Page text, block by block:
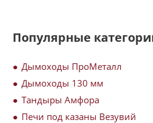
Популярные
Дымоходы ПроМеталл
Дымоходы 130 мм
Тандыры Амфора
Печи под казаны Везувий